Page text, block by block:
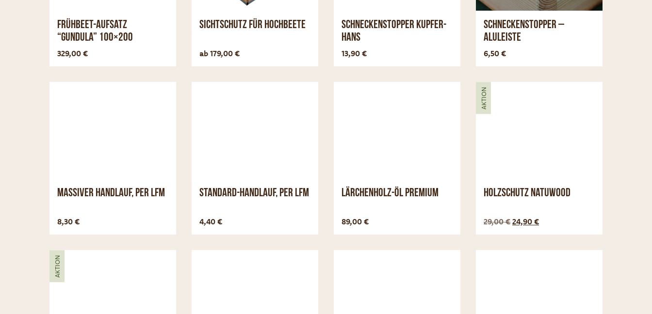
Optionen anzeigen
Frühbeet-Aufsatz
“Gundula” 100×200
329,00 €
Sichtschutz für Hochbeete
ab 179,00 €
Schneckenstopper Kupfer-
Hans
13,90 €
Schneckenstopper –
Aluleiste
6,50 €
Massiver Handlauf, per lfm
8,30 €
Standard-Handlauf, per lfm
4,40 €
Lärchenholz-Öl Premium
89,00 €
AKTION
Holzschutz NatuWood
29,00€ 24,90 €
AKTION